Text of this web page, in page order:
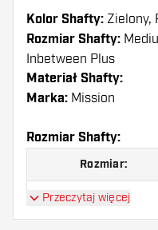
Kolor Shafty: Zielony,
Rozmiar Shafty:
Inbetween Plus
Materiał Shafty:
Marka: Mission
Rozmiar Shafty:
Rozmiar:
Short
Przeczytaj więcej